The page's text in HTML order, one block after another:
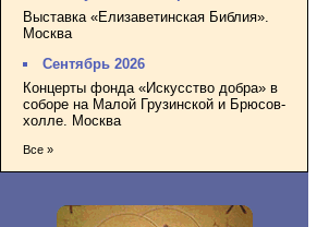
Выставка «Елизаветинская Библия».
Москва
Сентябрь 2026
Концерты фонда «Искусство добра» в
соборе на Малой Грузинской и Брюсов-
холле. Москва
Все »